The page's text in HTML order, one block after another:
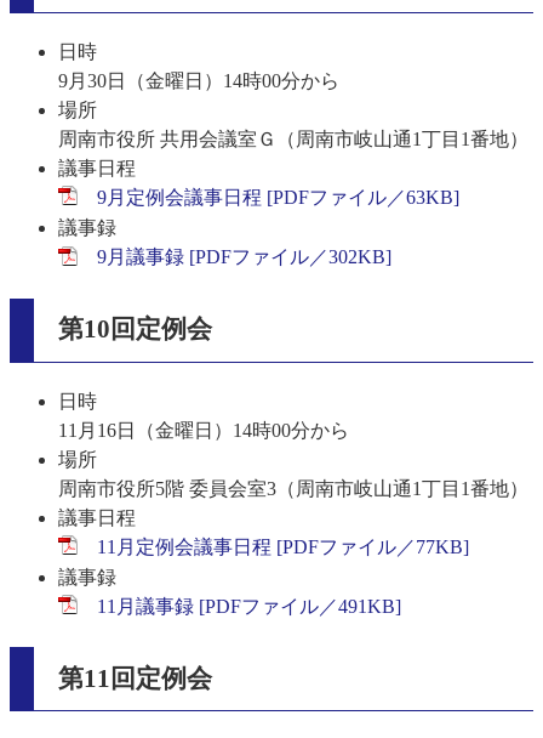
日時
9月30日（金曜日）14時00分から
場所
周南市役所 共用会議室Ｇ（周南市岐山通1丁目1番地）
議事日程
9月定例会議事日程 [PDFファイル／63KB]
議事録
9月議事録 [PDFファイル／302KB]
第10回定例会​
日時
11月16日（金曜日）14時00分から
場所
周南市役所5階 委員会室3（周南市岐山通1丁目1番地）
議事日程
11月定例会議事日程 [PDFファイル／77KB]
議事録
11月議事録 [PDFファイル／491KB]
第11回定例会​